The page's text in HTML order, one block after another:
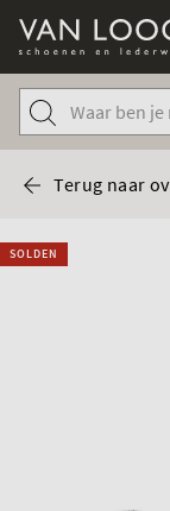
Terug naar
SOLDEN